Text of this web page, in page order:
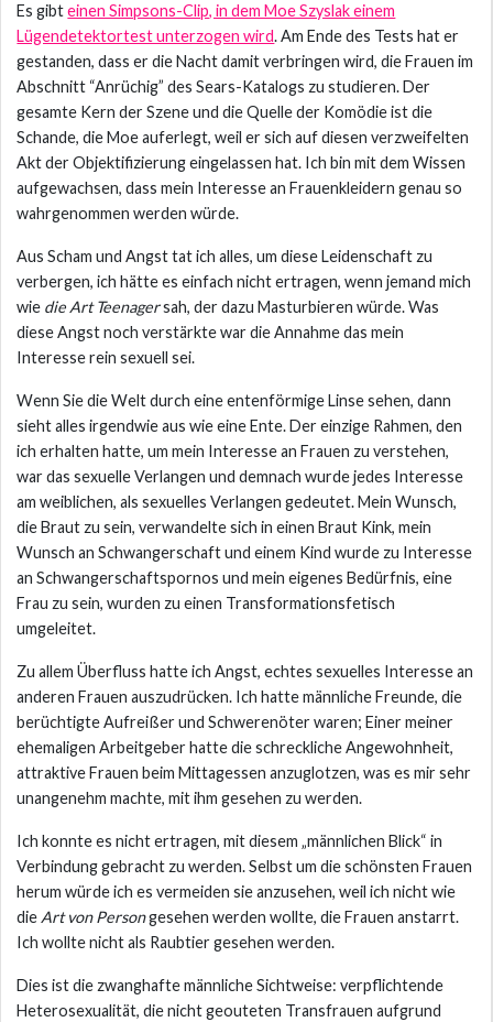
Es gibteinen Simpsons-Clip, in dem Moe Szyslak einem
Lügendetektortest unterzogen wird. Am Ende des Tests hat er
gestanden, dass er die Nacht damit verbringen wird, die Frauen im
Abschnitt “Anrüchig” des Sears-Katalogs zu studieren. Der
gesamte Kern der Szene und die Quelle der Komödie ist die
Schande, die Moe auferlegt, weil er sich auf diesen verzweifelten
Akt der Objektifizierung eingelassen hat. Ich bin mit dem Wissen
aufgewachsen, dass mein Interesse an Frauenkleidern genau so
wahrgenommen werden würde.
Aus Scham und Angst tat ich alles, um diese Leidenschaft zu
verbergen, ich hätte es einfach nicht ertragen, wenn jemand mich
wie die Art Teenagersah, der dazu Masturbieren würde. Was
diese Angst noch verstärkte war die Annahme das mein
Interesse rein sexuell sei.
Wenn Sie die Welt durch eine entenförmige Linse sehen, dann
sieht alles irgendwie aus wie eine Ente. Der einzige Rahmen, den
ich erhalten hatte, um mein Interesse an Frauen zu verstehen,
war das sexuelle Verlangen und demnach wurde jedes Interesse
am weiblichen, als sexuelles Verlangen gedeutet. Mein Wunsch,
die Braut zu sein, verwandelte sich in einen Braut Kink, mein
Wunsch an Schwangerschaft und einem Kind wurde zu Interesse
an Schwangerschaftspornos und mein eigenes Bedürfnis, eine
Frau zu sein, wurden zu einen Transformationsfetisch
umgeleitet.
Zu allem Überfluss hatte ich Angst, echtes sexuelles Interesse an
anderen Frauen auszudrücken. Ich hatte männliche Freunde, die
berüchtigte Aufreißer und Schwerenöter waren; Einer meiner
ehemaligen Arbeitgeber hatte die schreckliche Angewohnheit,
attraktive Frauen beim Mittagessen anzuglotzen, was es mir sehr
unangenehm machte, mit ihm gesehen zu werden.
Ich konnte es nicht ertragen, mit diesem „männlichen Blick“ in
Verbindung gebracht zu werden. Selbst um die schönsten Frauen
herum würde ich es vermeiden sie anzusehen, weil ich nicht wie
die Art von Persongesehen werden wollte, die Frauen anstarrt.
Ich wollte nicht als Raubtier gesehen werden.
Dies ist die zwanghafte männliche Sichtweise: verpflichtende
Heterosexualität, die nicht geouteten Transfrauen aufgrund